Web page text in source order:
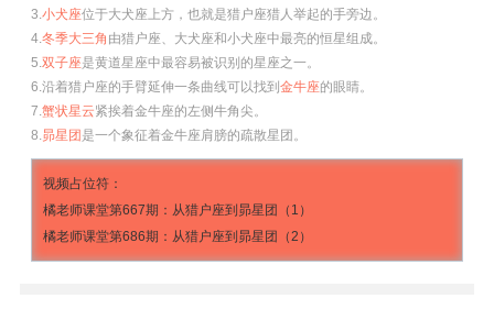
3.小犬座位于大犬座上方，也就是猎户座猎人举起的手旁边。
4.冬季大三角 由猎户座、大犬座和小犬座中最亮的恒星组成。
5.双子座是黄道星座中最容易被识别的星座之一。
6.沿着猎户座的手臂延伸一条曲线可以找到 金牛座的眼睛。
7.蟹状星云紧挨着金牛座的左侧牛角尖。
8.昴星团 是一个象征着金牛座肩膀的疏散星团。
视频占位符：
橘老师课堂第667期：从猎户座到昴星团（1）
橘老师课堂第686期：从猎户座到昴星团（2）